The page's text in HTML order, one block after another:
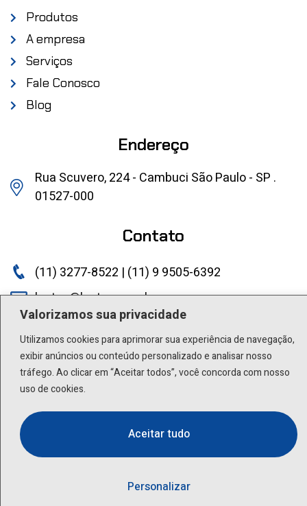
Valorizamos sua privacidade
Utilizamos cookies para aprimorar sua experiência de navegação,
exibir anúncios ou conteúdo personalizado e analisar nosso
tráfego. Ao clicar em “Aceitar todos”, você concorda com nosso
uso de cookies.
Personalizar
Aceitar tudo
Produtos
A empresa
Serviços
Fale Conosco
Blog
Endereço
Rua Scuvero, 224 - Cambuci São Paulo - SP .
01527-000
Contato
(11) 3277-8522 | (11) 9 9505-6392
lactea@lactea.com.br
Social